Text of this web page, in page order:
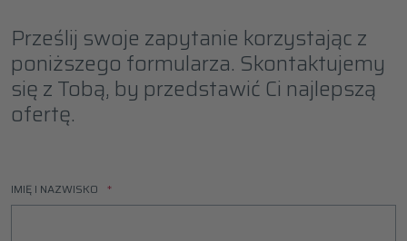
Prześlij swoje zapytanie korzystając z
poniższego formularza. Skontaktujemy
się z Tobą, by przedstawić Ci najlepszą
ofertę.
IMIĘ I NAZWISKO